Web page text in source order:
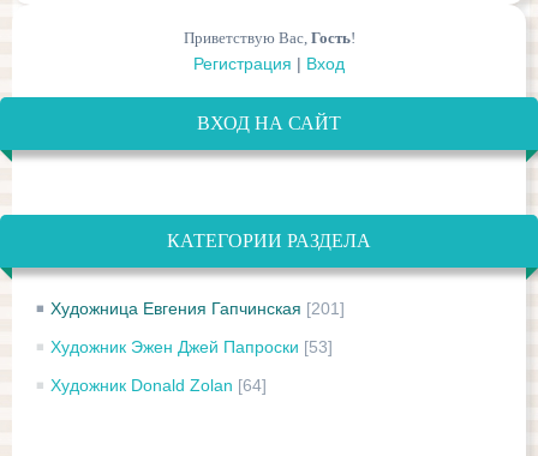
Приветствую Вас, Гость!
Регистрация | Вход
ВХОД НА САЙТ
КАТЕГОРИИ РАЗДЕЛА
Художница Евгения Гапчинская [201]
Художник Эжен Джей Папроски [53]
Художник Donald Zolan [64]